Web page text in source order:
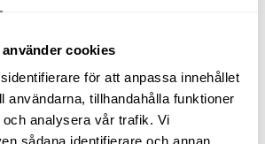
cookies
för att anpassa innehållet
användarna, tillhandahålla funktioner
analysera vår trafik. Vi
sådana identifierare och annan
Slangfäste
Textil- & Våtdammsugare
Tillbehör Textil- & våtdammsugare